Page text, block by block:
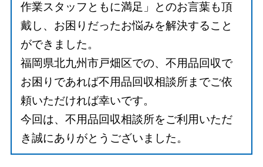
作業スタッフともに満足」とのお言葉も頂
戴し、お困りだったお悩みを解決すること
ができました。
福岡県北九州市戸畑区での、不用品回収で
お困りであれば不用品回収相談所までご依
頼いただければ幸いです。
今回は、不用品回収相談所をご利用いただ
き誠にありがとうございました。